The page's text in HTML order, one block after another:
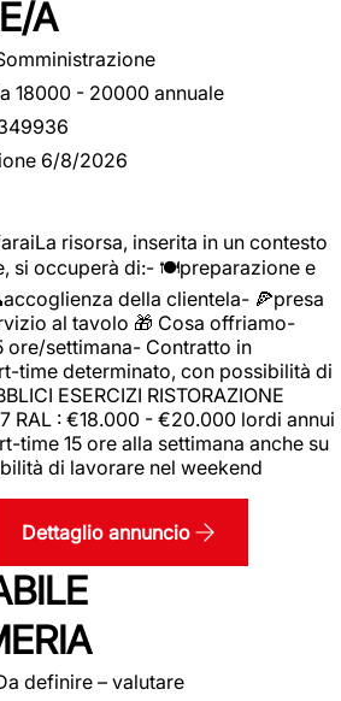
A
18000 - 20000 annuale
6/8/2026
risorsa, inserita in un contesto
si occuperà di:- 🍽️preparazione e
della clientela- 🍕presa
al tavolo 🎁 Cosa offriamo-
ore/settimana- Contratto in
time determinato, con possibilità di
ESERCIZI RISTORAZIONE
RAL : €18.000 - €20.000 lordi annui
time 15 ore alla settimana anche su
di lavorare nel weekend
Dettaglio annuncio
definire – valutare